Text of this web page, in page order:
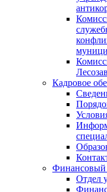
Кадровое
Финансовый
Отдел